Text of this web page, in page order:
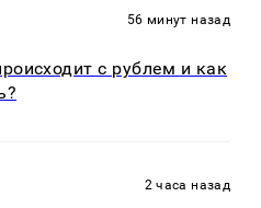
56 минут назад
с рублем и как
2 часа назад